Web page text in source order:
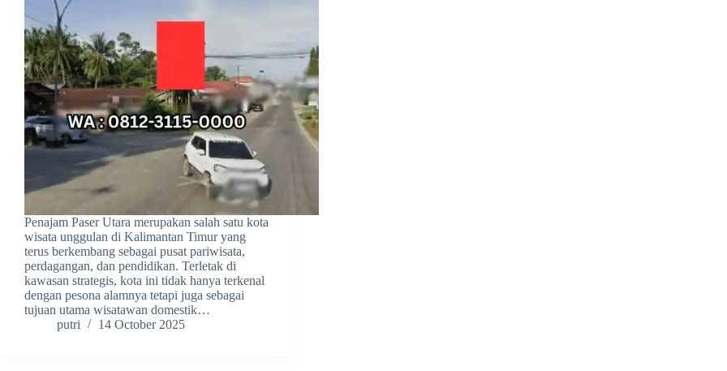
Penajam Paser Utara merupakan salah satu kota
wisata unggulan di Kalimantan Timur yang
terus berkembang sebagai pusat pariwisata,
perdagangan, dan pendidikan. Terletak di
kawasan strategis, kota ini tidak hanya terkenal
dengan pesona alamnya tetapi juga sebagai
tujuan utama wisatawan domestik…
putri
14 October 2025